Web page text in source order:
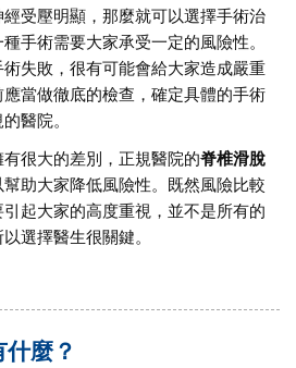
受壓明顯，那麼就可以選擇手術治
手術需要大家承受一定的風險性。
失敗，很有可能會給大家造成嚴重
當做徹底的檢查，確定具體的手術
醫院。
很大的差別，正規醫院的脊椎滑脫
助大家降低風險性。既然風險比較
起大家的高度重視，並不是所有的
選擇醫生很關鍵。
麼？